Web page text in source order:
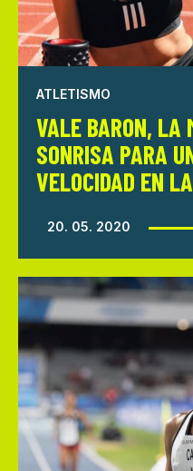
ATLETISMO
VALE BARON, LA
SONRISA PARA
VELOCIDAD EN
20. 05. 2020